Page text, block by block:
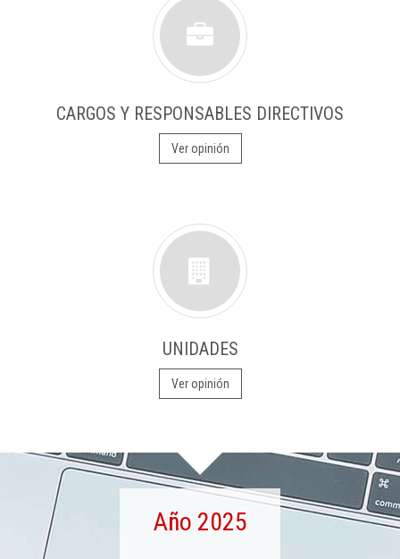
CARGOS Y RESPONSABLES DIRECTIVOS
Ver opinión
UNIDADES
Ver opinión
Año 2025